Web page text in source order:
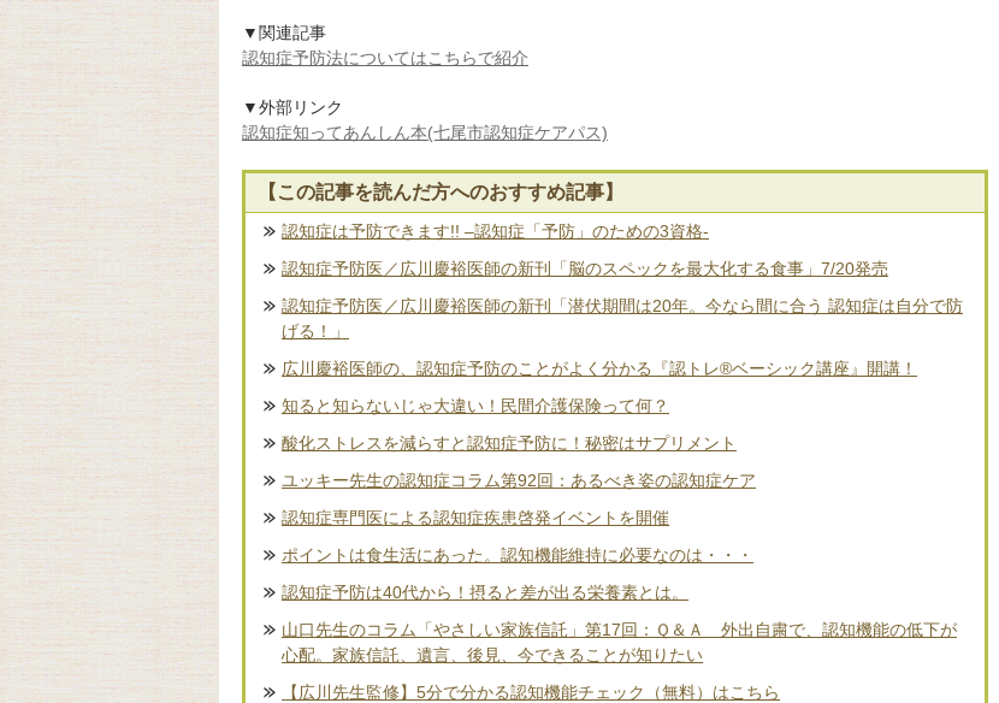
▼関連記事
認知症予防法についてはこちらで紹介
▼外部リンク
認知症知ってあんしん本(七尾市認知症ケアパス)
【この記事を読んだ方へのおすすめ記事】
認知症は予防できます!! –認知症「予防」のための3資格-
認知症予防医／広川慶裕医師の新刊「脳のスペックを最大化する食事」7/20発売
認知症予防医／広川慶裕医師の新刊「潜伏期間は20年。今なら間に合う 認知症は自分で防
げる！」
広川慶裕医師の、認知症予防のことがよく分かる『認トレ®️ベーシック講座』開講！
知ると知らないじゃ大違い！民間介護保険って何？
酸化ストレスを減らすと認知症予防に！秘密はサプリメント
ユッキー先生の認知症コラム第92回：あるべき姿の認知症ケア
認知症専門医による認知症疾患啓発イベントを開催
ポイントは食生活にあった。認知機能維持に必要なのは・・・
認知症予防は40代から！摂ると差が出る栄養素とは。
山口先生のコラム「やさしい家族信託」第17回：Ｑ＆Ａ 外出自粛で、認知機能の低下が
心配。家族信託、遺言、後見、今できることが知りたい
【広川先生監修】5分で分かる認知機能チェック（無料）はこちら